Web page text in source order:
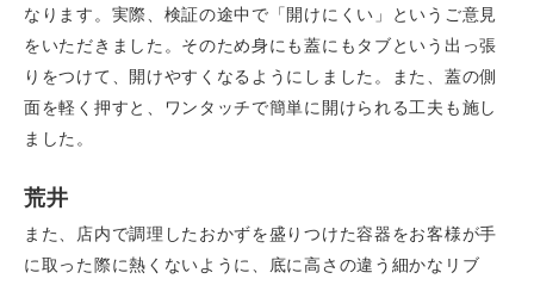
なります。実際、検証の途中で「開けにくい」というご意見
をいただきました。そのため身にも蓋にもタブという出っ張
りをつけて、開けやすくなるようにしました。また、蓋の側
面を軽く押すと、ワンタッチで簡単に開けられる工夫も施し
ました。
荒井
また、店内で調理したおかずを盛りつけた容器をお客様が手
に取った際に熱くないように、底に高さの違う細かなリブ